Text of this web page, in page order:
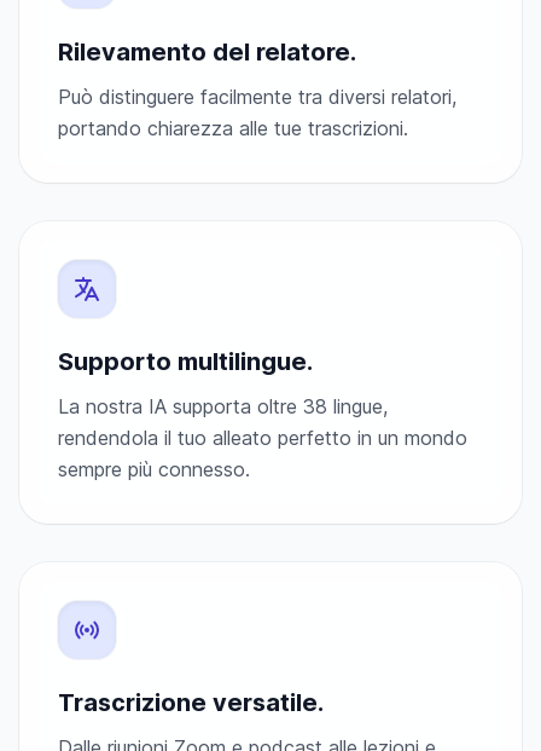
Rilevamento del relatore.
Può distinguere facilmente tra diversi relatori,
portando chiarezza alle tue trascrizioni.
Supporto multilingue.
La nostra IA supporta oltre 38 lingue,
rendendola il tuo alleato perfetto in un mondo
sempre più connesso.
Trascrizione versatile.